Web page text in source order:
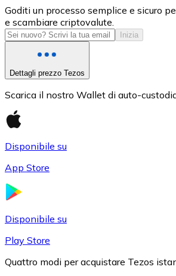
USD Coin
USDC
Goditi un processo semplice e sicuro
e scambiare criptovalute.
Inizia
Dettagli prezzo Tezos
Scarica il nostro Wallet di auto-
Disponibile su
App Store
Disponibile su
Play Store
Quattro modi per acquistare Tezos